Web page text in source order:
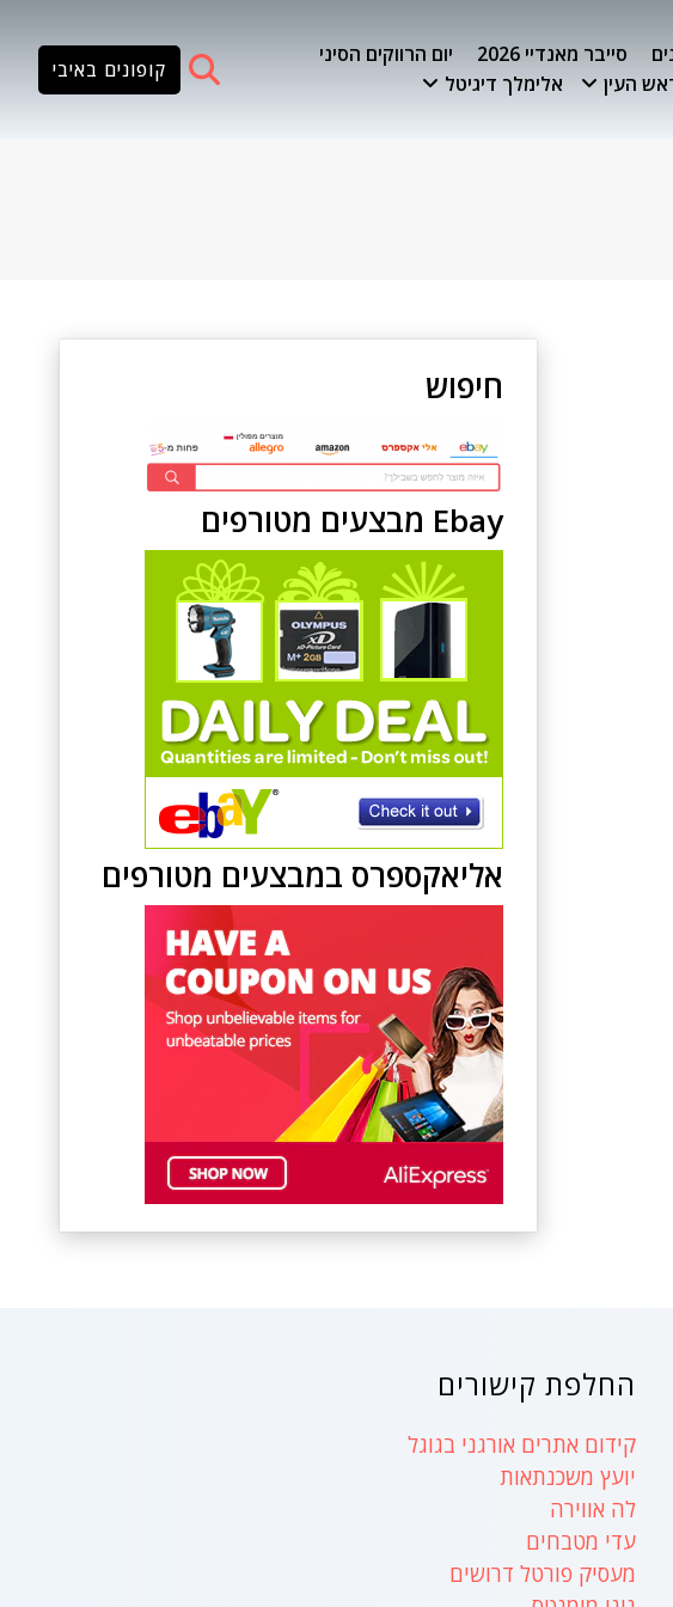
סייבר מאנדיי 2026
יום הרווקים הסיני
העין אלימלך דיגיטל
קופונים באיבי
חיפוש
Ebay מבצעים מטורפים
אליאקספרס במבצעים מטורפים
החלפת קישורים
קידום אתרים אורגני בגוגל
יועץ משכנתאות
לה אווירה
עדי מטבחים
מעסיק פורטל דרושים